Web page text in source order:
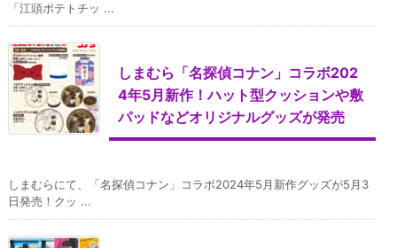
「江頭ポテトチッ ...
しまむら「名探偵コナン」コラボ202
4年5月新作！ハット型クッションや敷
パッドなどオリジナルグッズが発売
しまむらにて、「名探偵コナン」コラボ2024年5月新作グッズが5月3
日発売！クッ ...